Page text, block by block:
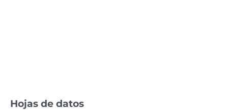
Hojas de datos